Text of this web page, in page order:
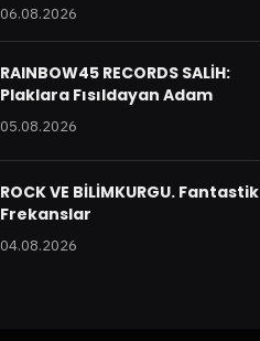
06.08.2026
RAINBOW45 RECORDS SALİH:
Plaklara Fısıldayan Adam
05.08.2026
ROCK VE BİLİMKURGU. Fantastik
Frekanslar
04.08.2026